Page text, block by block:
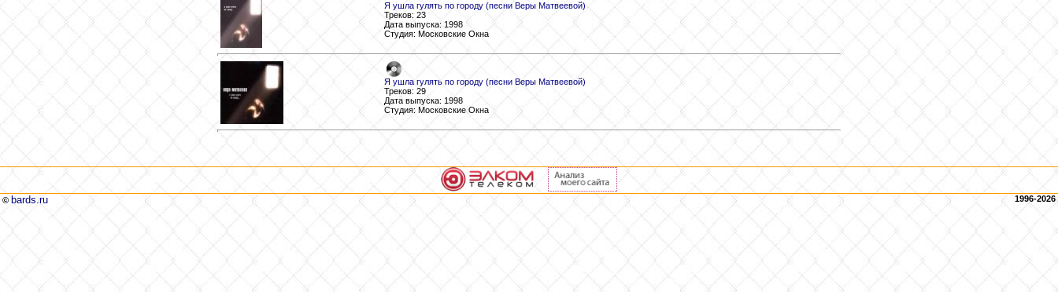
Я ушла гулять по городу (песни Веры Матвеевой)
Треков: 23
Дата выпуска: 1998
Студия: Московские Окна
Я ушла гулять по городу (песни Веры Матвеевой)
Треков: 29
Дата выпуска: 1998
Студия: Московские Окна
© bards.ru 1996-2026